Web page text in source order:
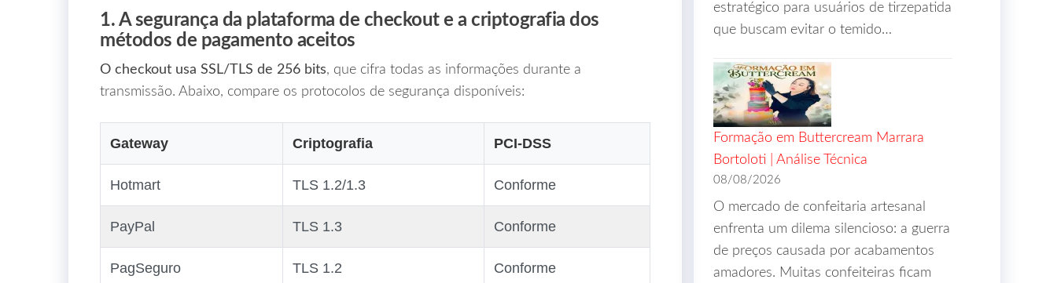
1. A segurança da plataforma de checkout e a criptografia dos
métodos de pagamento aceitos
O checkout usa SSL/TLS de 256 bits, que cifra todas as informações durante a
transmissão. Abaixo, compare os protocolos de segurança disponíveis:
Gateway Criptografia PCI‑DSS
Hotmart TLS 1.2/1.3 Conforme
PayPal TLS 1.3 Conforme
PagSeguro TLS 1.2 Conforme
estratégico para usuários de tirzepatida
que buscam evitar o temido…
Formação em Buttercream Marrara
Bortoloti | Análise Técnica
08/08/2026
O mercado de confeitaria artesanal
enfrenta um dilema silencioso: a guerra
de preços causada por acabamentos
amadores. Muitas confeiteiras ficam